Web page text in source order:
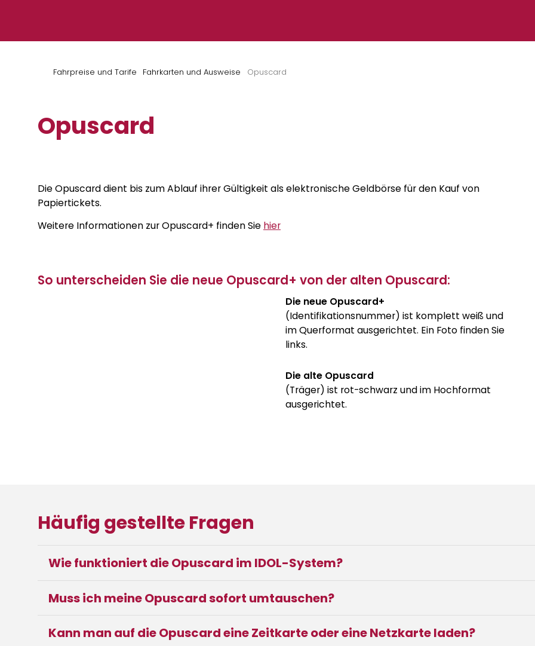
Fahrpreise und Tarife Fahrkarten und Ausweise Opuscard
Opuscard
Die Opuscard dient bis zum Ablauf ihrer Gültigkeit als elektronische Geldbörse für den Kauf von
Papiertickets.
Weitere Informationen zur Opuscard+ finden Sie hier
So unterscheiden Sie die neue Opuscard+ von der alten Opuscard:
Die neue Opuscard+
(Identifikationsnummer) ist komplett weiß und
im Querformat ausgerichtet. Ein Foto finden Sie
links.
Die alte Opuscard
(Träger) ist rot-schwarz und im Hochformat
ausgerichtet.
Häufig gestellte Fragen
Wie funktioniert die Opuscard im IDOL-System?
Muss ich meine Opuscard sofort umtauschen?
Kann man auf die Opuscard eine Zeitkarte oder eine Netzkarte laden?